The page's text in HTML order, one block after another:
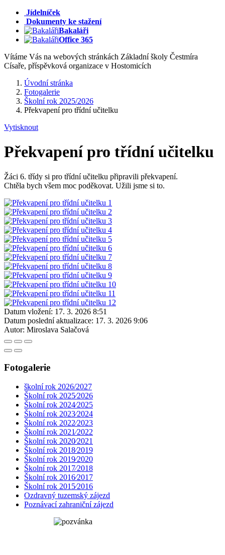
Jídelníček
Dokumenty ke stažení
Bakaláři
Office 365
Vítáme Vás na webových stránkách Základní školy Čestmíra
Císaře, příspěvková organizace v Hostomicích
Úvodní stránka
Fotogalerie
Školní rok 2025/2026
Překvapení pro třídní učitelku
Vytisknout
Překvapení pro třídní učitelku
Žáci 6. třídy si pro třídní učitelku připravili překvapení.
Chtěla bych všem moc poděkovat. Užili jsme si to.
Datum vložení: 17. 3. 2026 8:51
Datum poslední aktualizace: 17. 3. 2026 9:06
Autor: Miroslava Salačová
Fotogalerie
školní rok 2026/2027
Školní rok 2025⁄2026
Školní rok 2024⁄2025
Školní rok 2023⁄2024
Školní rok 2022⁄2023
Školní rok 2021⁄2022
Školní rok 2020⁄2021
Školní rok 2018⁄2019
Školní rok 2019⁄2020
Školní rok 2017⁄2018
Školní rok 2016⁄2017
Školní rok 2015⁄2016
Ozdravný tuzemský zájezd
Poznávací zahraniční zájezd